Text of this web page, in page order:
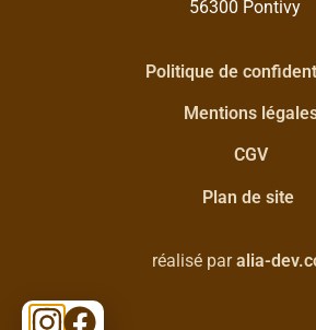
56300 Pontivy
Politique de
Mentions
CGV
Plan de site
réalisé paralia-